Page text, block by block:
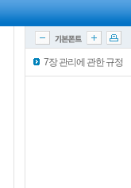
7장 관리에 관한 규정